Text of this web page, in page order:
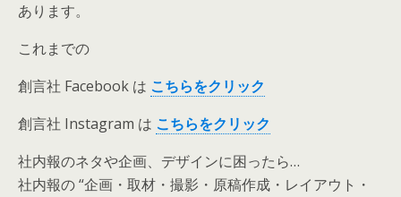
あります。
これまでの
創言社 Facebook は こちらをクリック
創言社 Instagram は こちらをクリック
社内報のネタや企画、デザインに困ったら…
社内報の “企画・取材・撮影・原稿作成・レイアウト・